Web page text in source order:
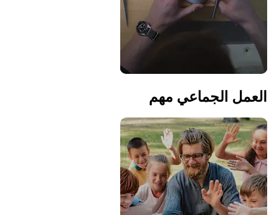
العمل الجماعي مهم